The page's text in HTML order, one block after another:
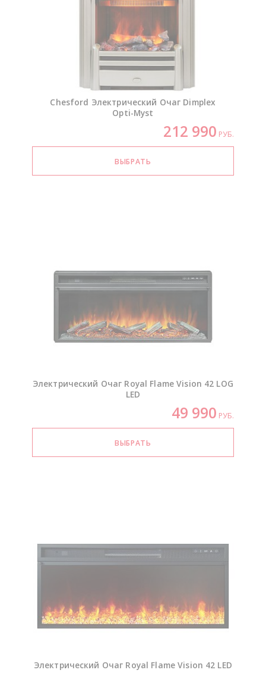
Chesford Электрический Очаг Dimplex
Opti-Myst
212 990 РУБ.
Электрический Очаг Royal Flame Vision 42 LOG
LED
49 990 РУБ.
Электрический Очаг Royal Flame Vision 42 LED